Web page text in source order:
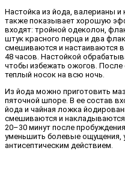
Настойка из йода, валерианы и
также показывает хорошую
входят: тройной одеколон,
штук красного перца и два
смешиваются и настаиваются
48 часов. Настойкой
чтобы избежать ожогов. После
теплый носок на всю ночь.
Из йода можно приготовить
пяточной шпоре. В ее состав
йода и чайная ложка
смешиваются и накладываются
20–30 минут после
уменьшить болевые ощущения,
антисептическим действием.